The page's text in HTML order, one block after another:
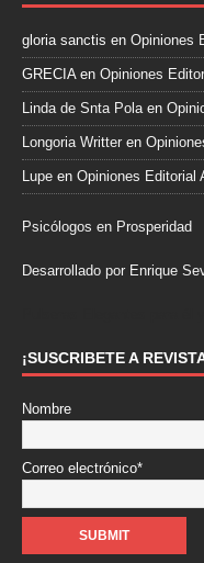
gloria sanctis en Opiniones
GRECIAen Opiniones
Linda de Snta Polaen
Longoria Writter en
Lupe en Opiniones Editorial
Psicólogos en Prosperidad
Desarrollado por Enrique
¡SUSCRIBETE A
Nombre
Correo electrónico*